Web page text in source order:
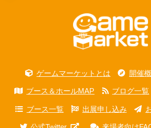
ゲームマーケットとは 開催
ブース＆ホールMAP ブログ一覧
ブース一覧 出展申し込み